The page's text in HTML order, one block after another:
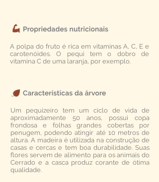
A polpa do fruto é rica em vitaminas A, C, E e
carotenóides. O pequi tem o dobro de
vitamina C de uma laranja, por exemplo.
Um pequizeiro tem um ciclo de vida de
aproximadamente 50 anos, possui copa
frondosa e folhas grandes cobertas por
penugem, podendo atingir até 10 metros de
altura. A madeira é utilizada na construção de
casas e cercas e tem boa durabilidade. Suas
flores servem de alimento para os animais do
Cerrado e a casca produz corante de ótima
qualidade.